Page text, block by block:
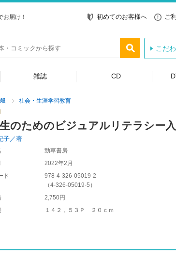
届け！ 初めてのお客様へ ご
こだ
雑誌 CD
社会・生涯学習教育
のためのビジュアルリテラシー
子／著
勁草書房
2022年2月
ド
978-4-326-05019-2
（4-326-05019-5 ）
2,750円
１４２，５３Ｐ ２０ｃｍ